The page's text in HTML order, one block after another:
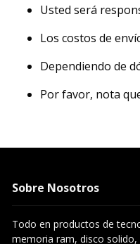
Usted será
Los costos de
Dependiendo de
Por favor, nota
Sobre Nosotros
Todo en productos de
memoria ram, disco